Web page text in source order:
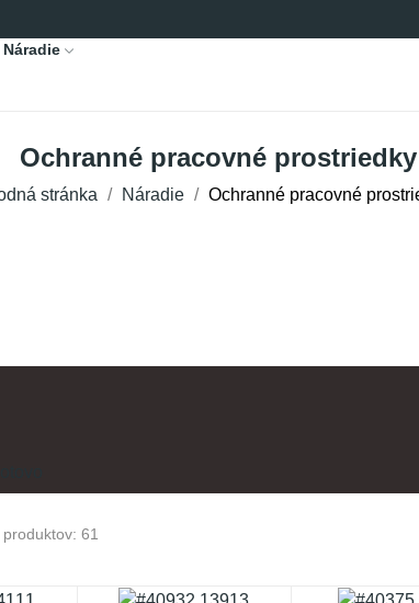
Náradie
Ochranné pracovné prostriedky
stránka Náradie Ochranné pracovné
produktov: 61